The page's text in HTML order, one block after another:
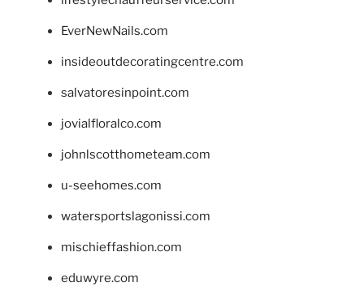
EverNewNails.com
insideoutdecoratingcentre.com
salvatoresinpoint.com
jovialfloralco.com
johnlscotthometeam.com
u-seehomes.com
watersportslagonissi.com
mischieffashion.com
eduwyre.com